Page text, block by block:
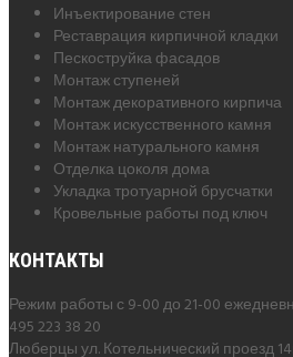
Инъектирование стен
Реставрация кирпичной кладки
Пескоструйка фасадов
Монтаж ступеней
Монтаж декоративного кирпича
Монтаж искусственного камня
Монтаж натурального камня
Отделка цоколя дома
Укладка тротуарной брусчатки
Кровельные работы под ключ
КОНТАКТЫ
Режим работы с 9-00 до 21-00
495 223 38 20
Люберцы ул. Котельнический проезд